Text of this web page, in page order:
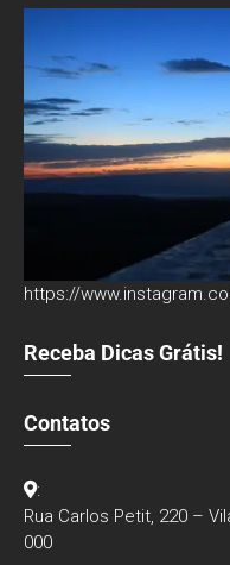
https://
Receba Dicas Grátis!
Contatos
:
Rua Carlos Petit, 220 –
000